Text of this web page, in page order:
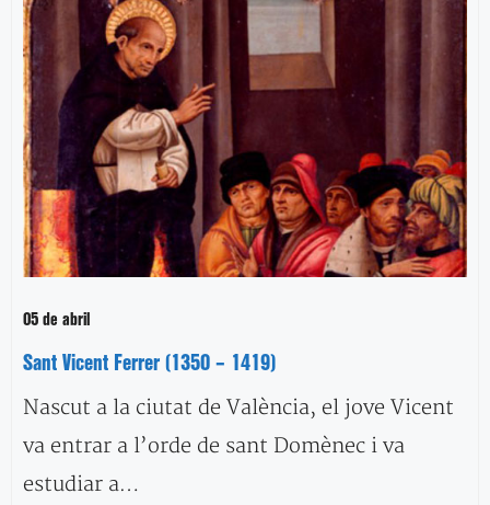
05 de abril
Sant Vicent Ferrer (1350 – 1419)
Nascut a la ciutat de València, el jove Vicent
va entrar a l’orde de sant Domènec i va
estudiar a…